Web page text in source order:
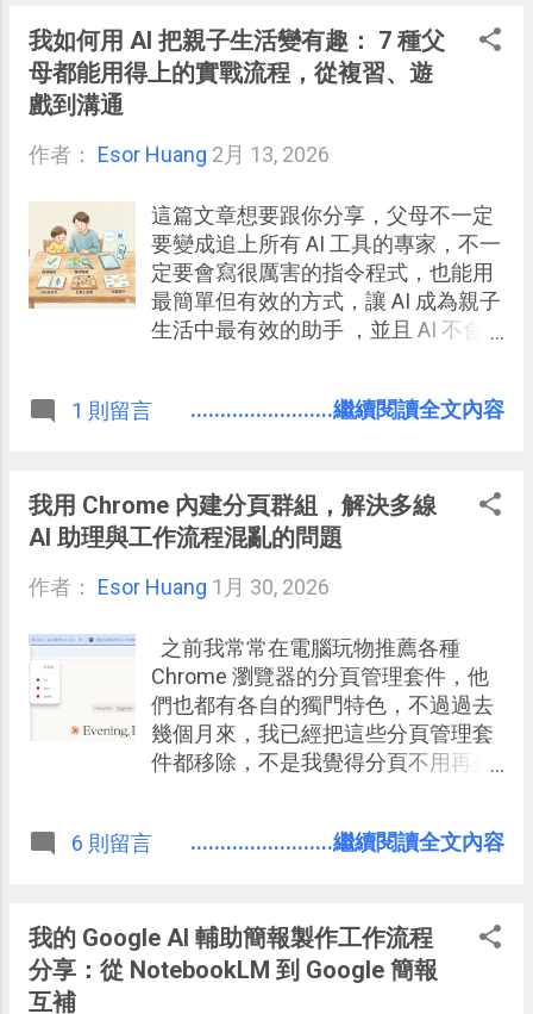
我如何用 AI 把親子生活變有趣： 7 種父
母都能用得上的實戰流程，從複習、遊
戲到溝通
作者： Esor Huang 2月 13, 2026
這篇文章想要跟你分享，父母不一定
要變成追上所有 AI 工具的專家，不一
定要會寫很厲害的指令程式，也能用
最簡單但有效的方式，讓 AI 成為親子
生活中最有效的助手 ，並且 AI 不會
之間的好夥伴 ：
1 則留言 ........................繼續閱讀全文內容
我用 Chrome 內建分頁群組，解決多線
AI 助理與工作流程混亂的問題
作者： Esor Huang 1月 30, 2026
之前我常常在電腦玩物推薦各種
Chrome 瀏覽器的分頁管理套件，他
們也都有各自的獨門特色，不過過去
幾個月來，我已經把這些分頁管理套
件都移除，不是我覺得分頁不用再分
快速穩定，而且功能對我來說剛剛好
6 則留言 ........................繼續閱讀全文內容
我的 Google AI 輔助簡報製作工作流程
分享：從 NotebookLM 到 Google 簡報
互補